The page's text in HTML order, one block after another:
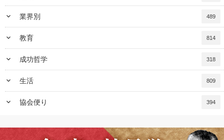
keyboard_arrow_down 業界別 489
keyboard_arrow_down 教育 814
keyboard_arrow_down 成功哲学 318
keyboard_arrow_down 生活 809
keyboard_arrow_down 協会便り 394